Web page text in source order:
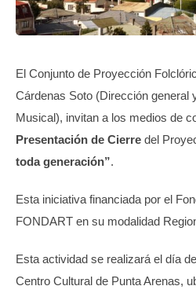
El Conjunto de Proyección
Cárdenas Soto (Dirección
Musical), invitan a los medios de
Presentación de Cierre del
toda generación”.
Esta iniciativa financiada por el
FONDART en su modalidad
Esta actividad se realizará el día
Centro Cultural de Punta Arenas,